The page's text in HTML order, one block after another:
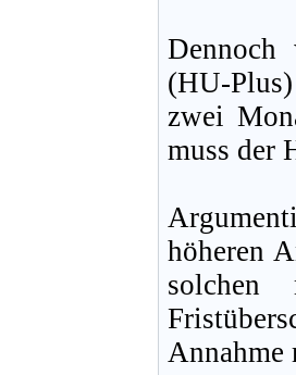
Dennoch
(HU-
zwei
muss der
höheren
solchen
Annahme